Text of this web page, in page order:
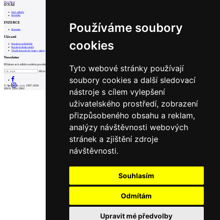
Používáme soubory
cookies
Tyto webové stránky používají
soubory cookies a další sledovací
nástroje s cílem vylepšení
uživatelského prostředí, zobrazení
přizpůsobeného obsahu a reklam,
analýzy návštěvnosti webových
stránek a zjištění zdroje
návštěvnosti.
Souhlasím
Odmítám
Upravit mé předvolby
PrevNext
O NÁS
Náš příběh
Kontakt
INZERCE
Kontakt
Uživatel
Katalog architektů
Katalog dodavatelů
Vložit inzerát do burzy práce
Newsletter
Přihlaste se k odběru našeho pravidelného týdenního newsletteru:
Fill in „nospam“
© Archiweb, s.r.o. 1997-2026
ISSN: 1801-3902